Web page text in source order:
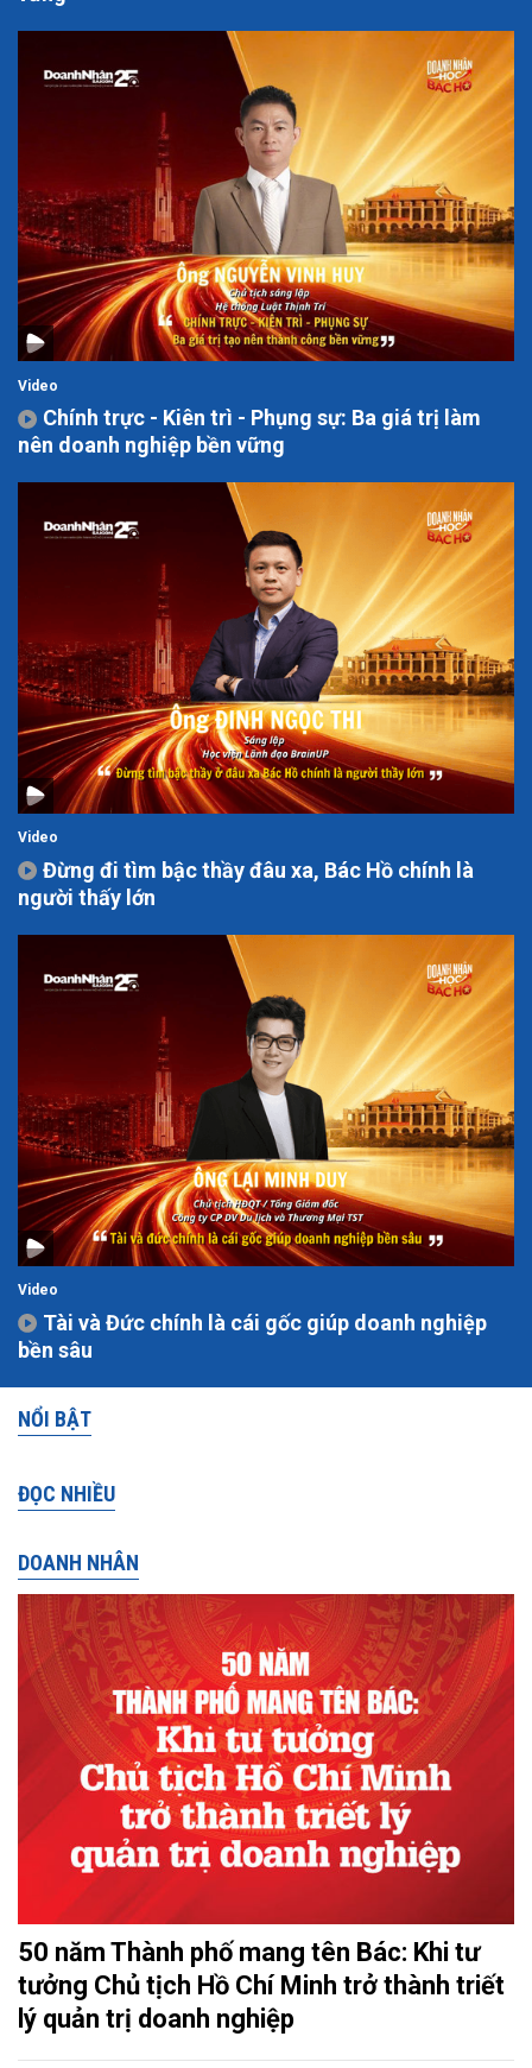
Video
Chính trực - Kiên trì - Phụng sự: Ba giá trị làm
nên doanh nghiệp bền vững
Video
Đừng đi tìm bậc thầy đâu xa, Bác Hồ chính là
người thấy lớn
Video
Tài và Đức chính là cái gốc giúp doanh nghiệp
bền sâu
NỔI BẬT
ĐỌC NHIỀU
DOANH NHÂN
50 năm Thành phố mang tên Bác: Khi tư
tưởng Chủ tịch Hồ Chí Minh trở thành triết
lý quản trị doanh nghiệp